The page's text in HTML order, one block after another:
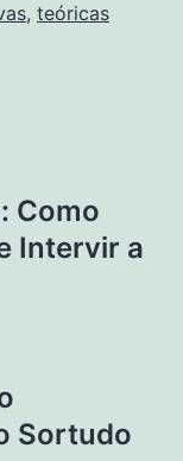
, teóricas
Como
Intervir a
Sortudo